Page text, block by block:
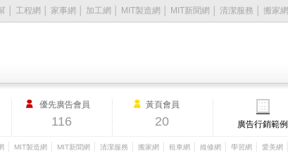
工程網 家事網 加工網 MIT製造網 MIT新聞網 清潔服務 搬家網
優先廣告會員
116
黃頁會員
20 廣告行銷範例
MIT製造網 MIT新聞網 清潔服務 搬家網 租車網 維修網 學習網 愛美網